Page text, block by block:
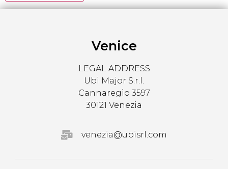
Venice
LEGAL ADDRESS
Ubi Major S.r.l.
Cannaregio 3597
30121 Venezia
venezia@ubisrl.com